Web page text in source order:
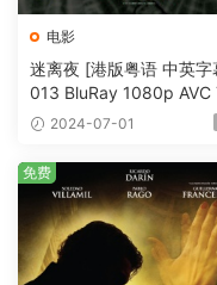
电影
迷离夜 [港版粤语 中英
013 BluRay 1080p AVC
eHD5.1 [BDISO
2024-07-01
免费